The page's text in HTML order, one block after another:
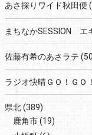
あさ採りワイド秋田便
まちなかSESSION エ
佐藤有希のあさラテ
ラジオ快晴ＧＯ！ＧＯ
県北(389)
鹿角市(19)